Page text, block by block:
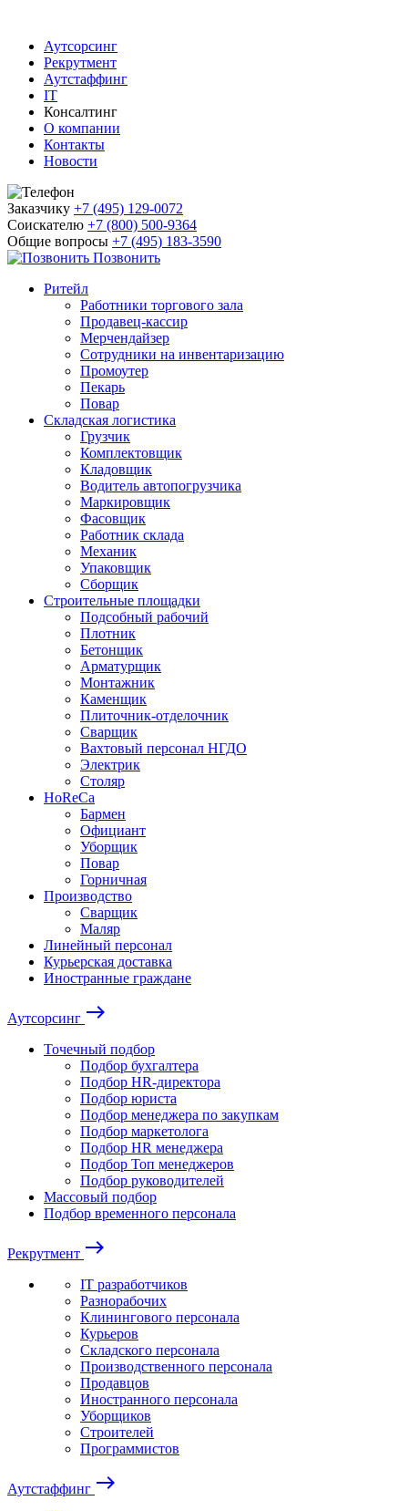
Аутсорсинг
Рекрутмент
Аутстаффинг
IT
Консалтинг
О компании
Контакты
Новости
Заказчику +7 (495) 129-0072
Соискателю +7 (800) 500-9364
Общие вопросы +7 (495) 183-3590
Позвонить
Ритейл
Работники торгового зала
Продавец-кассир
Мерчендайзер
Сотрудники на инвентаризацию
Промоутер
Пекарь
Повар
Складская логистика
Грузчик
Комплектовщик
Кладовщик
Водитель автопогрузчика
Маркировщик
Фасовщик
Работник склада
Механик
Упаковщик
Сборщик
Строительные площадки
Подсобный рабочий
Плотник
Бетонщик
Арматурщик
Монтажник
Каменщик
Плиточник-отделочник
Сварщик
Вахтовый персонал НГДО
Электрик
Столяр
HoReCa
Бармен
Официант
Уборщик
Повар
Горничная
Производство
Сварщик
Маляр
Линейный персонал
Курьерская доставка
Иностранные граждане
Аутсорсинг east
Точечный подбор
Подбор бухгалтера
Подбор HR-директора
Подбор юриста
Подбор менеджера по закупкам
Подбор маркетолога
Подбор HR менеджера
Подбор Топ менеджеров
Подбор руководителей
Массовый подбор
Подбор временного персонала
Рекрутмент east
IT разработчиков
Разнорабочих
Клинингового персонала
Курьеров
Складского персонала
Производственного персонала
Продавцов
Иностранного персонала
Уборщиков
Строителей
Программистов
Аутстаффинг east